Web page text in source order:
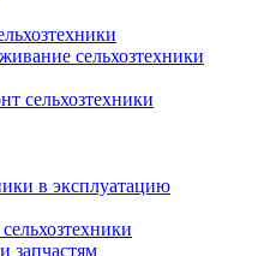
сельхозтехники
сельхозтехники
в эксплуатацию
запчастям